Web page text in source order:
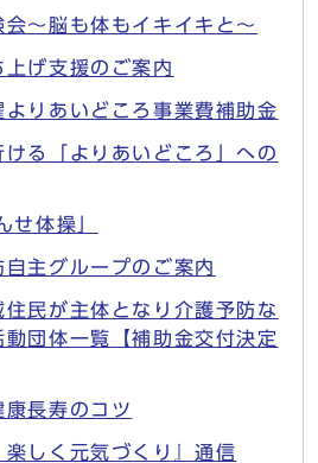
～脳も体もイキイキと～
げ支援のご案内
りあいどころ事業費補助金
る「よりあいどころ」への
せ体操」
主グループのご案内
民が主体となり介護予防な
動団体一覧【補助金交付決定
長寿のコツ
楽しく元気づくり』通信